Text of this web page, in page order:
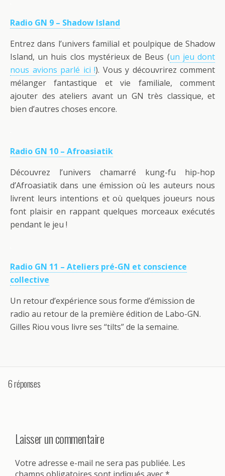
Radio GN 9 – Shadow Island
Entrez dans l’univers familial et poulpique de Shadow
Island, un huis clos mystérieux de Beus (un jeu dont
nous avions parlé ici !). Vous y découvrirez comment
mélanger fantastique et vie familiale, comment
ajouter des ateliers avant un GN très classique, et
bien d’autres choses encore.
Radio GN 10 – Afroasiatik
Découvrez l’univers chamarré kung-fu hip-hop
d’Afroasiatik dans une émission où les auteurs nous
livrent leurs intentions et où quelques joueurs nous
font plaisir en rappant quelques morceaux exécutés
pendant le jeu !
Radio GN 11 – Ateliers pré-GN et conscience
collective
Un retour d’expérience sous forme d’émission de
radio au retour de la première édition de Labo-GN.
Gilles Riou vous livre ses “tilts” de la semaine.
6 réponses
Laisser un commentaire
Votre adresse e-mail ne sera pas publiée. Les